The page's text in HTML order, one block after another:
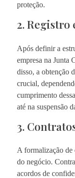
proteção.
2. Registro
Após definir a
empresa na Junta
disso, a obtenção
crucial,
cumprimento
até na suspensão
3.
A formalização de
do negócio.
acordos de